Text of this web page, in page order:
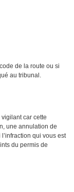
de la route ou si
au tribunal.
car cette
une annulation de
qui vous est
du permis de